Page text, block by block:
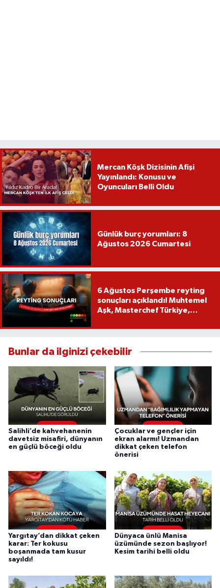
Mercan Köşk Dizisinin Afişi
Yayınlandı: Konusu ve
Oyuncuları Belli Oldu
Günlük burç yorumları: 8
Ağustos 2026 Cumartesi
6 Ağustos Perşembe reyting
sonuçları açıklandı! Muhtemel
Aşk, Masterchef Türkiye,
Bunlar da ilginizi çekebilir
Salihli’de kahvehanenin
davetsiz misafiri, dünyanın
en güçlü böceği oldu
Çocuklar ve gençler için
ekran alarmı! Uzmandan
dikkat çeken telefon
önerisi
Yargıtay’dan dikkat çeken
karar: Ter kokusu
boşanmada tam kusur
sayıldı!
Dünyaca ünlü Manisa
üzümünde sezon başlıyor!
Kesim tarihi belli oldu